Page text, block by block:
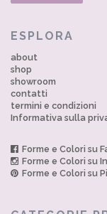
ESPLORA
about
shop
showroom
contatti
termini e condizioni
Informativa sulla
Forme e Colori su
Forme e Colori su
Forme e Colori su